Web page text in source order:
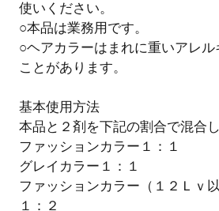
使いください。
○本品は業務用です。
○ヘアカラーはまれに重いアレ
ことがあります。
基本使用方法
本品と２剤を下記の割合で混合し
ファッションカラー１：１
グレイカラー１：１
ファッションカラー（１２Ｌｖ
１：２